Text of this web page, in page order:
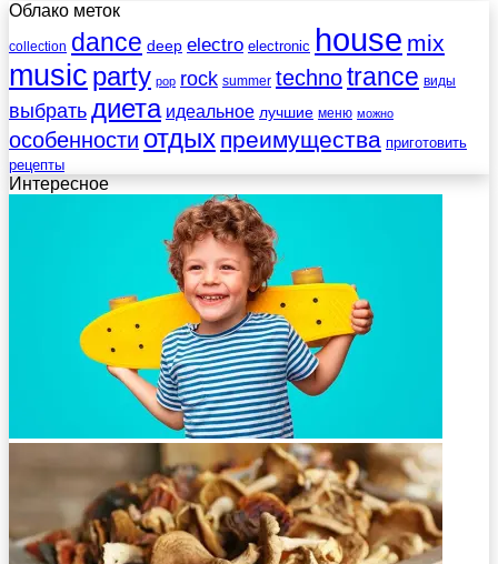
Облако меток
collection dance deep electro electronic house mix
music party pop rock summer technotrance виды
выбратьдиета идеальное лучшие меню можно
особенности отдых преимущества приготовить
рецепты
Интересное